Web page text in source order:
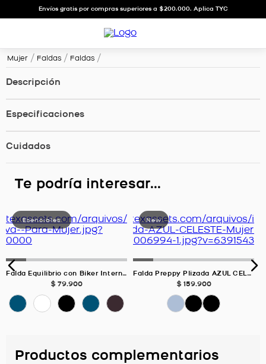
Envíos gratis por compras superiores a $200.000. Aplica TYC
Mujer Faldas Faldas
Descripción
Especificaciones
Cuidados
Te podría interesar...
Falda Equilibrio con Biker Interno, Color Uva Para Mujer
$ 79.900
Falda Preppy Plizada AZUL CELESTE Para Mujer
$ 159.900
Productos complementarios